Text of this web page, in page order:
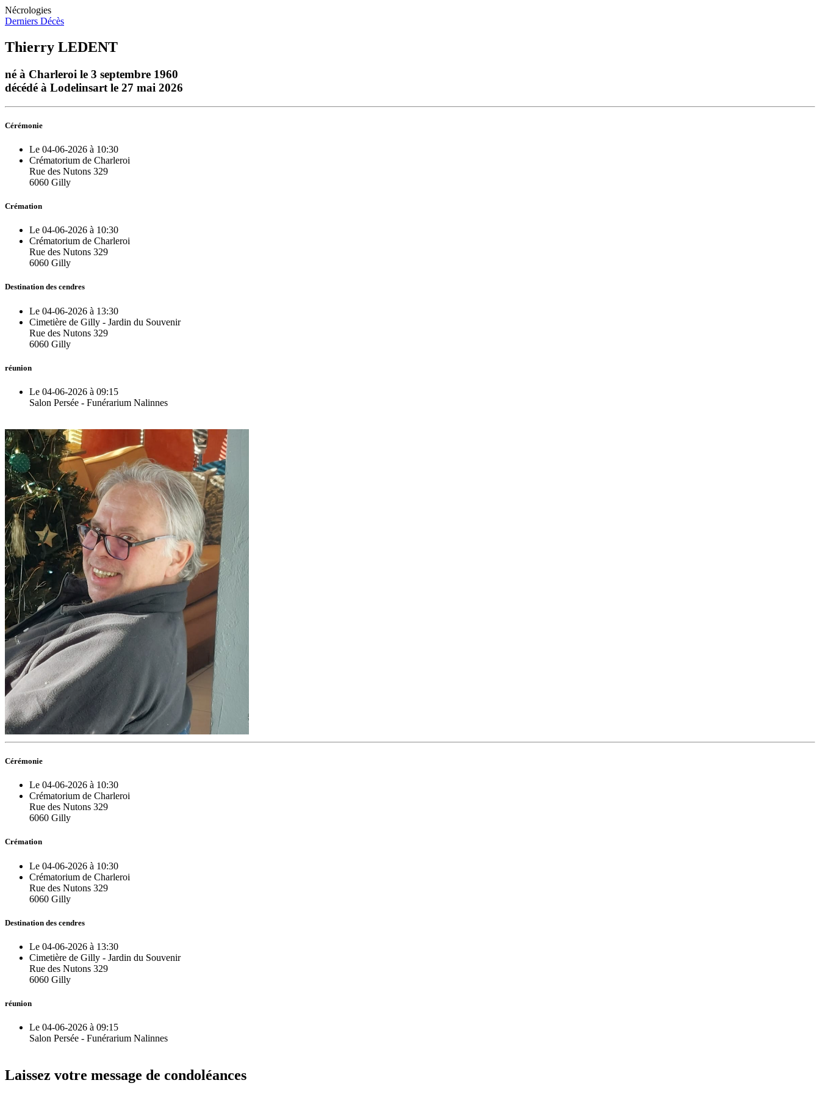
Nécrologies
Derniers Décès
Thierry LEDENT
né à Charleroi le 3 septembre 1960
décédé à Lodelinsart le 27 mai 2026
Cérémonie
Le 04-06-2026 à 10:30
Crématorium de Charleroi
Rue des Nutons 329
6060 Gilly
Crémation
Le 04-06-2026 à 10:30
Crématorium de Charleroi
Rue des Nutons 329
6060 Gilly
Destination des cendres
Le 04-06-2026 à 13:30
Cimetière de Gilly - Jardin du Souvenir
Rue des Nutons 329
6060 Gilly
réunion
Le 04-06-2026 à 09:15
Salon Persée - Funérarium Nalinnes
Cérémonie
Le 04-06-2026 à 10:30
Crématorium de Charleroi
Rue des Nutons 329
6060 Gilly
Crémation
Le 04-06-2026 à 10:30
Crématorium de Charleroi
Rue des Nutons 329
6060 Gilly
Destination des cendres
Le 04-06-2026 à 13:30
Cimetière de Gilly - Jardin du Souvenir
Rue des Nutons 329
6060 Gilly
réunion
Le 04-06-2026 à 09:15
Salon Persée - Funérarium Nalinnes
Laissez votre message de condoléances